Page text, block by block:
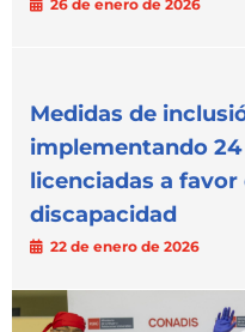
26 de enero de 2026
Medidas de
implementando
licenciadas a
discapacidad
22 de enero de 2026